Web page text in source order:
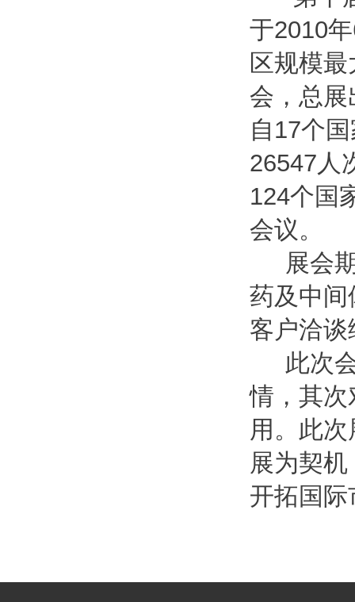
于2010
区规模
会，总
自17个
26547人
124个国
会议。
展会期
药及中
客户洽
此次会
情，其
用。此
展为契
开拓国